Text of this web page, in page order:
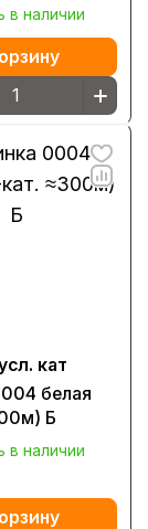
в наличии
кат
белая
Б
в наличии